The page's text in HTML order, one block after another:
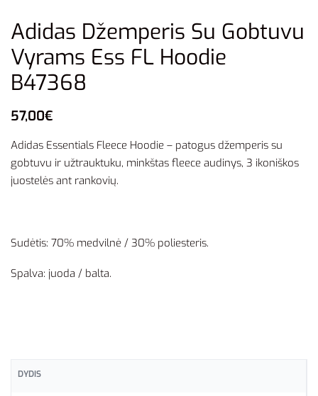
Adidas Džemperis Su Gobtuvu
Vyrams Ess FL Hoodie
B47368
57,00€
Adidas Essentials Fleece Hoodie – patogus džemperis su
gobtuvu ir užtrauktuku, minkštas fleece audinys, 3 ikoniškos
juostelės ant rankovių.
Sudėtis: 70% medvilnė / 30% poliesteris.
Spalva: juoda / balta.
DYDIS